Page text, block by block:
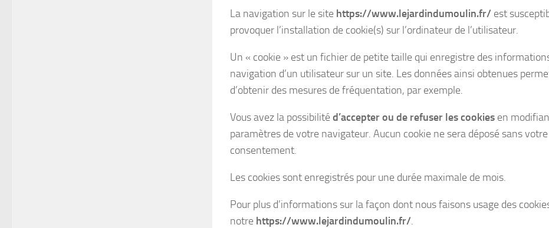
La navigation sur le site https://www.lejardindumoulin.fr/ est
provoquer l’installation de cookie(s) sur l’ordinateur de l’utilisateur.
Un « cookie » est un fichier de petite taille qui enregistre des
navigation d’un utilisateur sur un site. Les données ainsi obtenues
d’obtenir des mesures de fréquentation, par exemple.
Vous avez la possibilitéd’accepter ou de refuser les cookies en
paramètres de votre navigateur. Aucun cookie ne sera déposé sans votre
consentement.
Les cookies sont enregistrés pour une durée maximale de mois.
Pour plus d’informations sur la façon dont nous faisons usage des
notre https://www.lejardindumoulin.fr/.